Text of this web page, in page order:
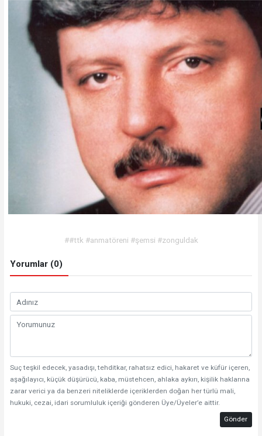
##ttk #anmatöreni #şemsi #zonguldak
Yorumlar (0)
Suç teşkil edecek, yasadışı, tehditkar, rahatsız edici, hakaret ve küfür içeren,
aşağılayıcı, küçük düşürücü, kaba, müstehcen, ahlaka aykırı, kişilik haklarına
zarar verici ya da benzeri niteliklerde içeriklerden doğan her türlü mali,
hukuki, cezai, idari sorumluluk içeriği gönderen Üye/Üyeler’e aittir.
Gönder